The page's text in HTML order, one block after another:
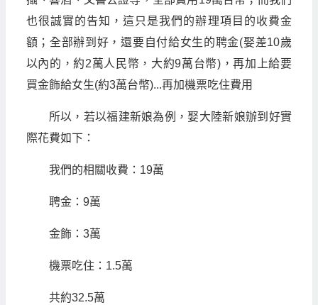
也很誠實的告知，這只是我們的辦理項目的收費金
額；全部辦到好，還要自付給女生的聘金(娶差10歲
以內的，約2萬人民幣，大約9萬台幣)，再加上給要
買金飾給女生(約3萬台幣)...再加機票吃住費用
所以，若以福建新娘為例，娶大陸新娘辦到好實
際花費如下：
我們的相關收費：19萬
聘金：9萬
金飾：3萬
機票吃住：1.5萬
共約32.5萬